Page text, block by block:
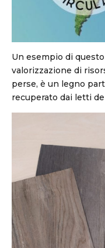
Un esempio di
valorizzazione di
perse, è un legno
recuperato dai letti